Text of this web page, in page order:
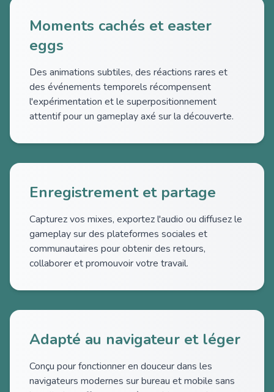
Moments cachés et easter
eggs
Des animations subtiles, des réactions rares et
des événements temporels récompensent
l'expérimentation et le superpositionnement
attentif pour un gameplay axé sur la découverte.
Enregistrement et partage
Capturez vos mixes, exportez l'audio ou diffusez le
gameplay sur des plateformes sociales et
communautaires pour obtenir des retours,
collaborer et promouvoir votre travail.
Adapté au navigateur et léger
Conçu pour fonctionner en douceur dans les
navigateurs modernes sur bureau et mobile sans